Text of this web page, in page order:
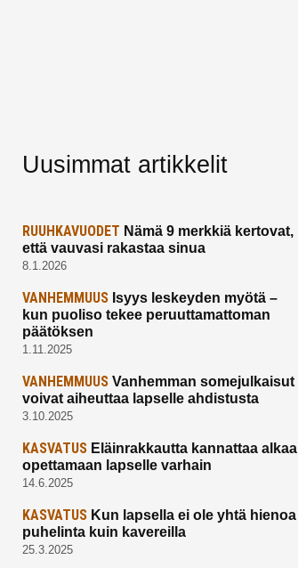
Uusimmat artikkelit
RUUHKAVUODET Nämä 9 merkkiä kertovat,
että vauvasi rakastaa sinua
8.1.2026
VANHEMMUUS Isyys leskeyden myötä –
kun puoliso tekee peruuttamattoman
päätöksen
1.11.2025
VANHEMMUUS Vanhemman somejulkaisut
voivat aiheuttaa lapselle ahdistusta
3.10.2025
KASVATUS Eläinrakkautta kannattaa alkaa
opettamaan lapselle varhain
14.6.2025
KASVATUS Kun lapsella ei ole yhtä hienoa
puhelinta kuin kavereilla
25.3.2025